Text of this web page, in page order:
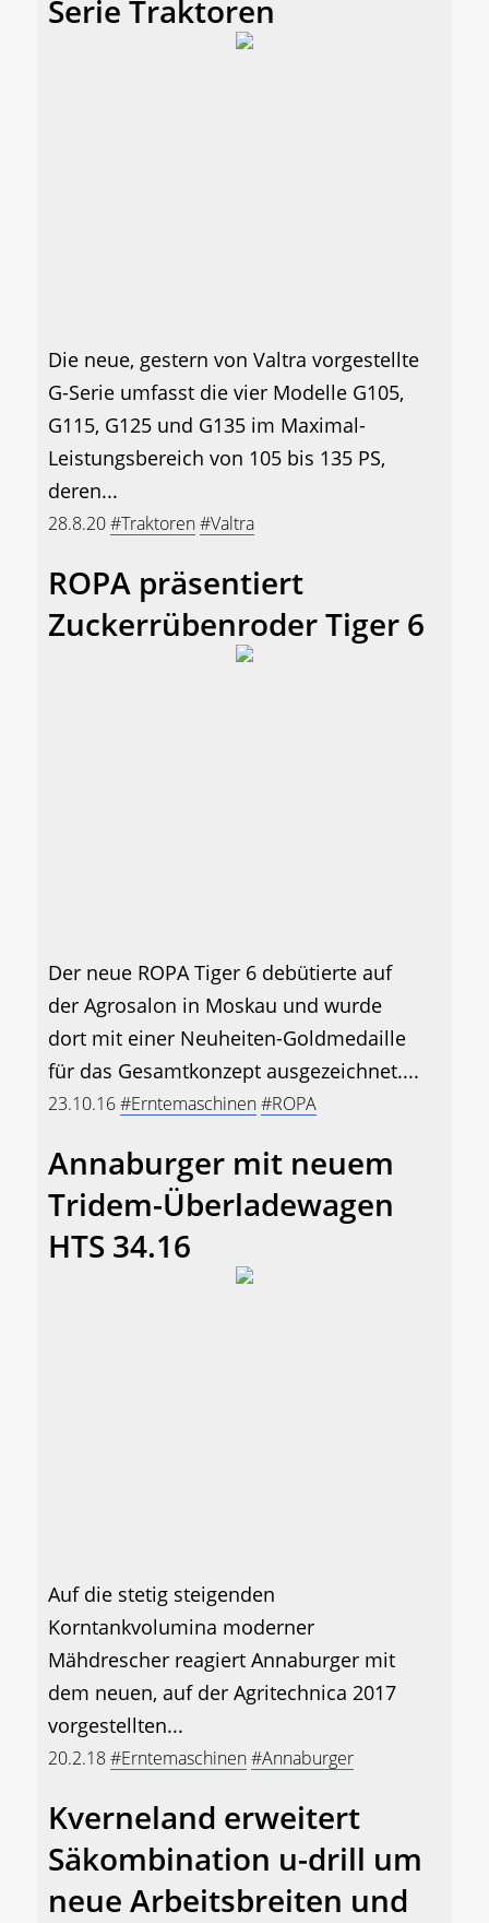
Serie Traktoren
Die neue, gestern von Valtra vorgestellte
G-Serie umfasst die vier Modelle G105,
G115, G125 und G135 im Maximal-
Leistungsbereich von 105 bis 135 PS,
deren...
28.8.20#Traktoren#Valtra
ROPA präsentiert
Zuckerrübenroder Tiger 6
Der neue ROPA Tiger 6 debütierte auf
der Agrosalon in Moskau und wurde
dort mit einer Neuheiten-Goldmedaille
für das Gesamtkonzept ausgezeichnet....
23.10.16#Erntemaschinen#ROPA
Annaburger mit neuem
Tridem-Überladewagen
HTS 34.16
Auf die stetig steigenden
Korntankvolumina moderner
Mähdrescher reagiert Annaburger mit
dem neuen, auf der Agritechnica 2017
vorgestellten...
20.2.18#Erntemaschinen#Annaburger
Kverneland erweitert
Säkombination u-drill um
neue Arbeitsbreiten und